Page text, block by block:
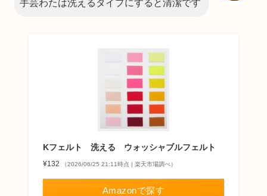
手芸わたは洗えるタイプにすると清潔です
Kフェルト 洗える ウォッシャブルフェルト
¥132 （2026/06/25 21:11時点 | 楽天市場調べ）
Amazonで探す